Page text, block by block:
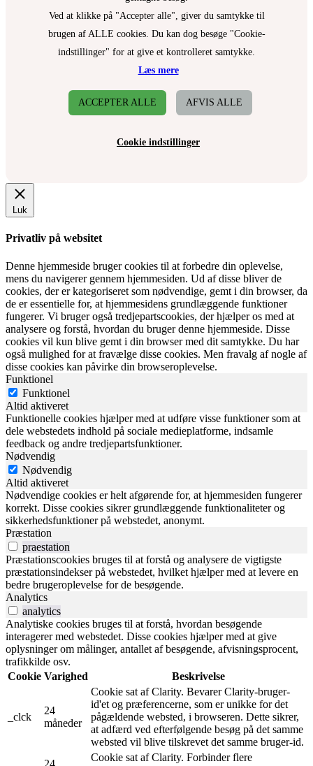
Ved at klikke på "Accepter alle", giver du samtykke til
brugen af ALLE cookies. Du kan dog besøge "Cookie-
indstillinger" for at give et kontrolleret samtykke.
Læs mere
ACCEPTER ALLE AFVIS ALLE
Cookie indstillinger
Luk
Privatliv på websitet
Denne hjemmeside bruger cookies til at forbedre din oplevelse,
mens du navigerer gennem hjemmesiden. Ud af disse bliver de
cookies, der er kategoriseret som nødvendige, gemt i din browser, da
de er essentielle for, at hjemmesidens grundlæggende funktioner
fungerer. Vi bruger også tredjepartscookies, der hjælper os med at
analysere og forstå, hvordan du bruger denne hjemmeside. Disse
cookies vil kun blive gemt i din browser med dit samtykke. Du har
også mulighed for at fravælge disse cookies. Men fravalg af nogle af
disse cookies kan påvirke din browseroplevelse.
Funktionel
Funktionel
Altid aktiveret
Funktionelle cookies hjælper med at udføre visse funktioner som at
dele webstedets indhold på sociale medieplatforme, indsamle
feedback og andre tredjepartsfunktioner.
Nødvendig
Nødvendig
Altid aktiveret
Nødvendige cookies er helt afgørende for, at hjemmesiden fungerer
korrekt. Disse cookies sikrer grundlæggende funktionaliteter og
sikkerhedsfunktioner på webstedet, anonymt.
Præstation
praestation
Præstationscookies bruges til at forstå og analysere de vigtigste
præstationsindekser på webstedet, hvilket hjælper med at levere en
bedre brugeroplevelse for de besøgende.
Analytics
analytics
Analytiske cookies bruges til at forstå, hvordan besøgende
interagerer med webstedet. Disse cookies hjælper med at give
oplysninger om målinger, antallet af besøgende, afvisningsprocent,
trafikkilde osv.
Cookie Varighed Beskrivelse
_clck
24
måneder
Cookie sat af Clarity. Bevarer Clarity-bruger-
id'et og præferencerne, som er unikke for det
pågældende websted, i browseren. Dette sikrer,
at adfærd ved efterfølgende besøg på det samme
websted vil blive tilskrevet det samme bruger-id.
24
Cookie sat af Clarity. Forbinder flere